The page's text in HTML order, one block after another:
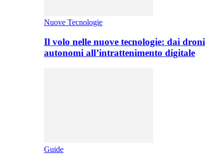
Nuove Tecnologie
Il volo nelle nuove tecnologie: dai droni
autonomi all’intrattenimento digitale
Guide